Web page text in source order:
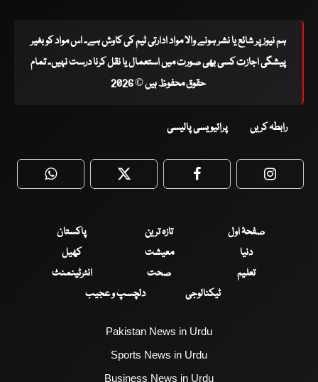
ہم نیوز پر شائع یا نشر ہونے والا مواد ادارتی ٹیم کی کاوش ہے۔ اس مواد کو بغیر
پیشگی اجازت کسی بھی صورت میں استعمال یا نقل کرنا درست نہیں۔ تمام
حقوق محفوظ ہیں © 2026
رابطہ کریں پرائیویسی پالیسی
WhatsApp Twitter Facebook
صفحۂ اول تازہ ترین
پاکستان
دنیا
معیشت
کھیل
تعلیم
صحت
انٹرٹینمنٹ
ٹیکنالوجی
دلچسپ و عجیب
Pakistan News in Urdu
Sports News in Urdu
Business News in Urdu